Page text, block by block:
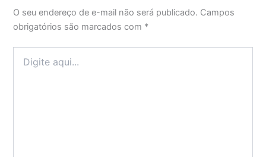
O seu endereço de e-mail não será publicado. Campos
obrigatórios são marcados com *
aqui...